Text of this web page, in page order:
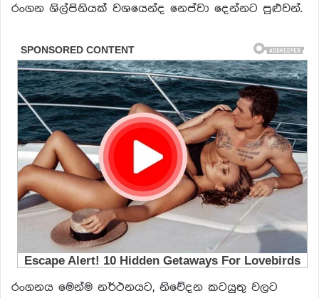
රංගන ශිල්පිනියක් වශයෙන්ද නෙප්වා දෙන්නට පුළුවන්.
රංගනය මෙන්ම නර්ථනයට, නිවේදන කටයුතු වලට